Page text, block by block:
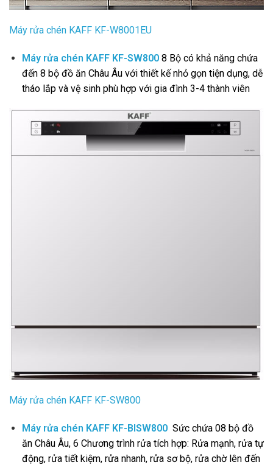
Máy rửa chén KAFF KF-W8001EU
Máy rửa chén KAFF KF-SW800 8 Bộ có khả năng chứa
đến 8 bộ đồ ăn Châu Âu với thiết kế nhỏ gọn tiện dụng, dễ
tháo lắp và vệ sinh phù hợp với gia đình 3-4 thành viên
Máy rửa chén KAFF KF-SW800
Máy rửa chén KAFF KF-BISW800 Sức chứa 08 bộ đồ
ăn Châu Âu, 6 Chương trình rửa tích hợp: Rửa mạnh, rửa tự
động, rửa tiết kiệm, rửa nhanh, rửa sơ bộ, rửa chờ lên đến